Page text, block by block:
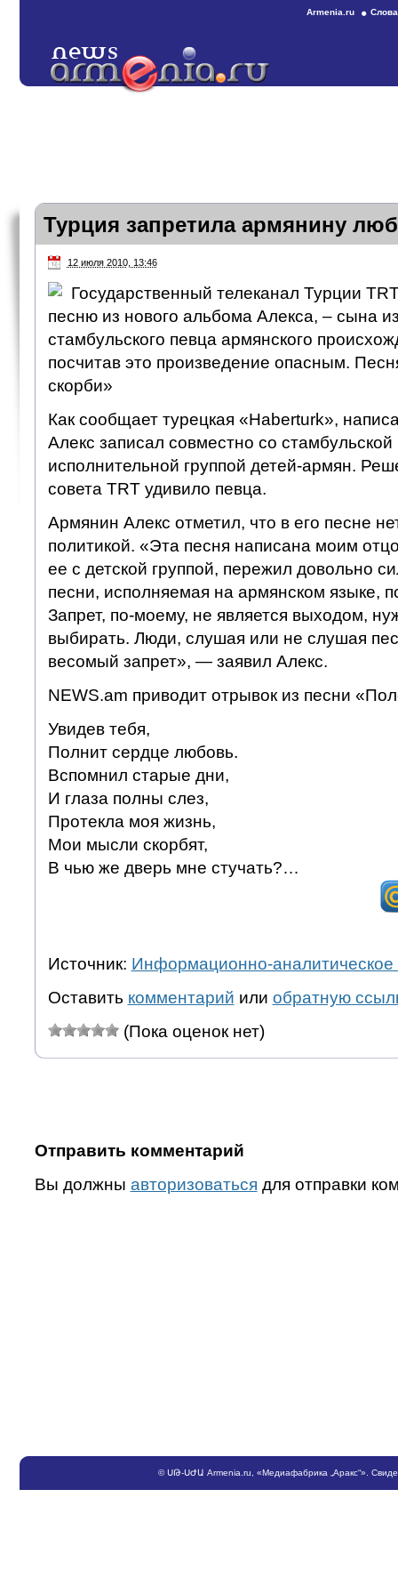
Armenia.ru
Турция запретила армянину
12 июля 2010, 13:46
Государственный телеканал Турции
песню из нового альбома Алекса, – сына
стамбульского певца армянского
посчитав это произведение опасным.
скорби»
Как сообщает турецкая «Haberturk»,
Алекс записал совместно со стамбульской
исполнительной группой детей-армян.
совета TRT удивило певца.
Армянин Алекс отметил, что в его песне
политикой. «Эта песня написана моим
ее с детской группой, пережил довольно
песни, исполняемая на армянском языке,
Запрет, по-моему, не является выходом,
выбирать. Люди, слушая или не слушая
весомый запрет», — заявил Алекс.
NEWS.am приводит отрывок из песни
Увидев тебя,
Полнит сердце любовь.
Вспомнил старые дни,
И глаза полны слез,
Протекла моя жизнь,
Мои мысли скорбят,
В чью же дверь мне стучать?…
Источник: Информационно-аналитическое
Оставить комментарий или обратную
(Пока оценок нет)
Отправить комментарий
Вы должны авторизоваться для отправки
©ՍԹ-ՍԺԱ Armenia.ru , «Медиафабрика „Аракс“».